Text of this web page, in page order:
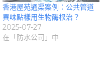
香港屋苑通渠案例：公共管道
異味點樣用生物酶根治？
2025-07-27
在「防水公司」中